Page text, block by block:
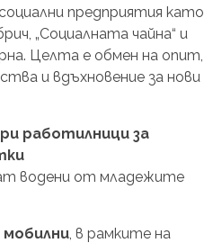
предприятия като
„Социалната чайна“ и
Целта е обмен на опит,
и вдъхновение за нови
работилници за
водени от младежите
мобилни, в рамките на